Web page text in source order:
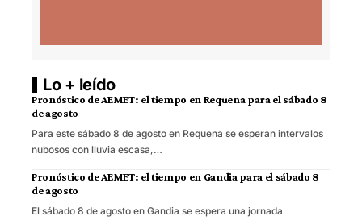
Lo + leído
Pronóstico de AEMET: el tiempo en Requena para el sábado 8
de agosto
Para este sábado 8 de agosto en Requena se esperan intervalos
nubosos con lluvia escasa,…
Pronóstico de AEMET: el tiempo en Gandia para el sábado 8
de agosto
El sábado 8 de agosto en Gandia se espera una jornada